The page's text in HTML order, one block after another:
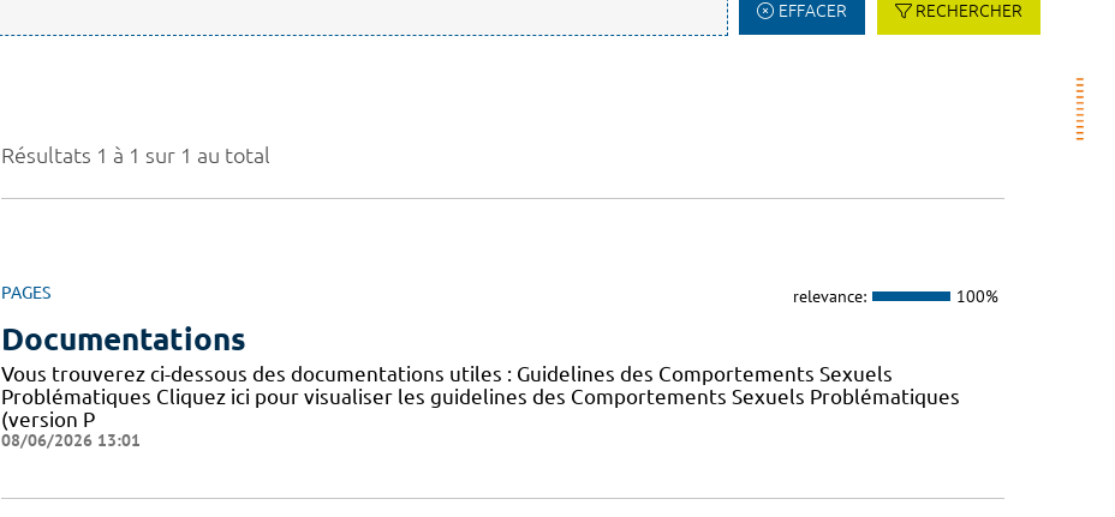
EFFACER RECHERCHER
Résultats 1 à 1 sur 1 au total
PAGES relevance: 100%
Documentations
Vous trouverez ci-dessous des documentations utiles : Guidelines des Comportements Sexuels
Problématiques Cliquez ici pour visualiser les guidelines des Comportements Sexuels Problématiques
(version P
08/06/2026 13:01